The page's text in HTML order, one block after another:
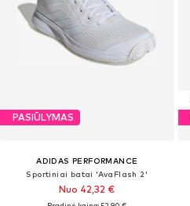
PASIŪLYMAS
ADIDAS PERFORMANCE
Sportiniai batai 'AvaFlash 2'
Nuo 42,32 €